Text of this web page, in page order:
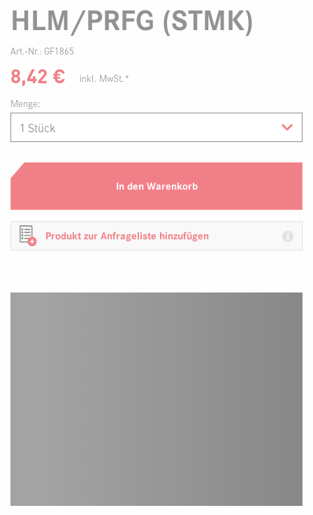
HLM/PRFG (STMK)
Art.-Nr.: GF1865
8,42 €
inkl. MwSt.*
Menge:
In den Warenkorb
Produkt zur Anfrageliste hinzufügen